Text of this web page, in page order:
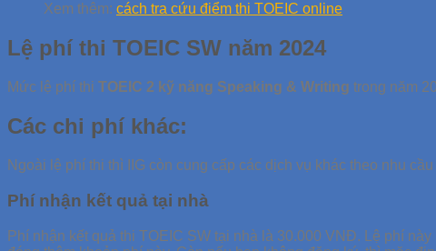
Xem thêm: cách tra cứu điểm thi TOEIC online
Lệ phí thi TOEIC SW năm 2024
Mức lệ phí thi TOEIC 2 kỹ năng Speaking & Writing trong năm
Các chi phí khác:
Ngoài lệ phí thi thì IIG còn cung cấp các dịch vụ khác theo nhu
Phí nhận kết quả tại nhà
Phí nhận kết quả thi TOEIC SW tại nhà là 30.000 VNĐ. Lệ phí